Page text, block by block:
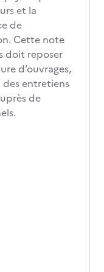
et la
de
Cette note
doit reposer
d’ouvrages,
des entretiens
de